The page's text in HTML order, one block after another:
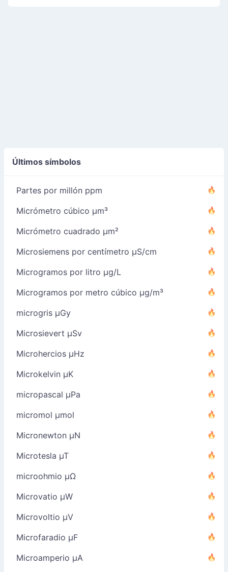
Últimos símbolos
Partes por millón ppm
Micrómetro cúbico µm³
Micrómetro cuadrado µm²
Microsiemens por centímetro µS/cm
Microgramos por litro µg/L
Microgramos por metro cúbico µg/m³
microgris µGy
Microsievert µSv
Microhercios µHz
Microkelvin µK
micropascal µPa
micromol µmol
Micronewton µN
Microtesla µT
microohmio µΩ
Microvatio µW
Microvoltio µV
Microfaradio µF
Microamperio µA